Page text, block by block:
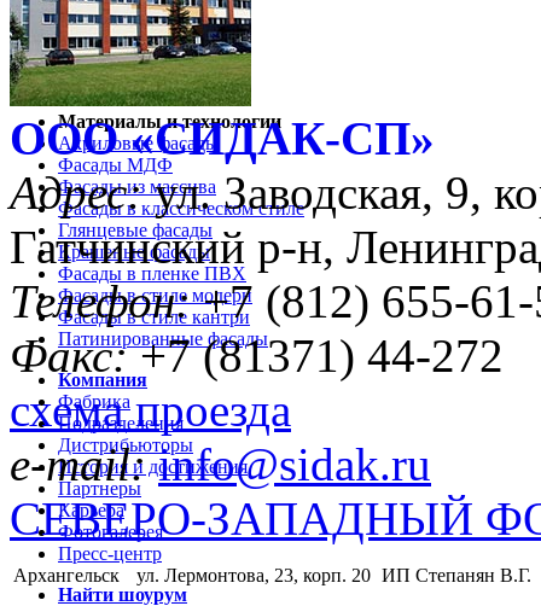
Кухни Softline Marine
Кухни Сидак-СП
Гид по декорам
Материалы и технологии
Акриловые фасады
Фасады МДФ
Фасады из массива
Фасады в классическом стиле
Глянцевые фасады
Крашеные фасады
Фасады в пленке ПВХ
Фасады в стиле модерн
Фасады в стиле кантри
Патинированные фасады
Компания
Фабрика
Подразделения
Дистрибьюторы
История и достижения
Партнеры
Карьера
Фотогалерея
Пресс-центр
Найти шоурум
ООО «CИДАК-СП»
Адрес:ул. Заводская, 9,
Гатчинский р-н,
Телефон:+7 (812) 655-
Факс:+7 (81371) 44-272
схема проезда
e-mail: info@sidak.ru
СЕВЕРО-ЗАПАДНЫЙ
Архангельск ул. Лермонтова, 23, корп. 20 ИП Степанян В.Г.